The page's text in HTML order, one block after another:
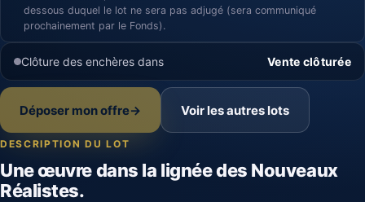
dessous duquel le lot ne sera pas adjugé (sera communiqué
prochainement par le Fonds).
Clôture des enchères dans Vente clôturée
Déposer mon offre→ Voir les autres lots
DESCRIPTION DU LOT
Une œuvre dans la lignée des Nouveaux
Réalistes.